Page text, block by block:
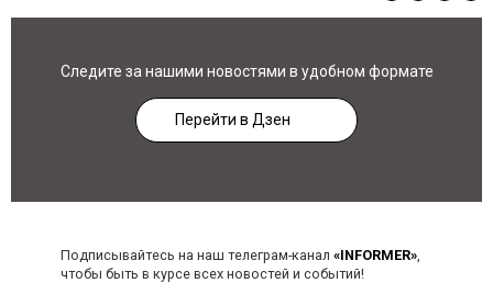
Следите за нашими новостями в удобном формате
Перейти в Дзен
Подписывайтесь на наш телеграм-канал «INFORMER»
чтобы быть в курсе всех новостей и событий!